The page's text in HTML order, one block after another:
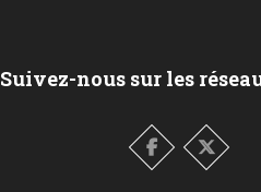
Suivez-nous sur les